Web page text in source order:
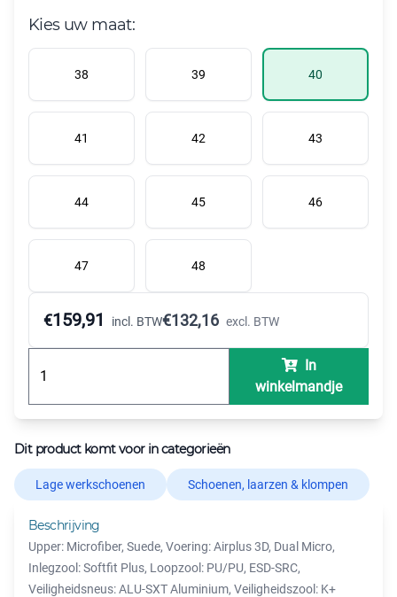
Kies uw maat:
38 39 40
41 42 43
44 45 46
47 48
€159,91 incl. BTW€132,16 excl. BTW
In
winkelmandje
Dit product komt voor in categorieën
Lage werkschoenen Schoenen, laarzen & klompen
Beschrijving
Upper: Microfiber, Suede, Voering: Airplus 3D, Dual Micro,
Inlegzool: Softfit Plus, Loopzool: PU/PU, ESD-SRC,
Veiligheidsneus: ALU-SXT Aluminium, Veiligheidszool: K+